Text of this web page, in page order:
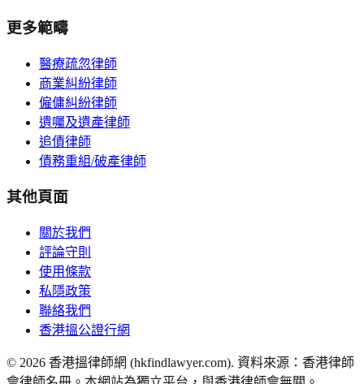
更多範疇
醫療疏忽律師
商業糾紛律師
僱傭糾紛律師
遺囑及遺產律師
追債律師
債務重組/破產律師
其他頁面
關於我們
評論守則
使用條款
私隱政策
聯絡我們
香港搵公證行網
© 2026 香港搵律師網 (hkfindlawyer.com). 資料來源：香港律師